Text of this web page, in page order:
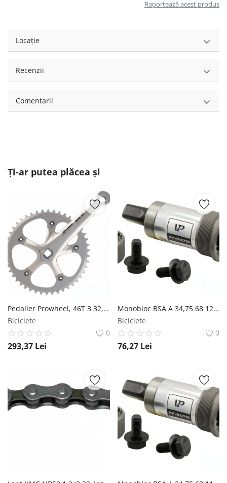
Raportează acest produs
Locație
Recenzii
Comentarii
Ți-ar putea plăcea și
Pedalier Prowheel, 46T 3 32, brat 165mm, aluminiu, culoare argintiu, ax patrat Prowheel
Biciclete
0
293,37 Lei
Monobloc BSA A 34,75 68 122,5mm Otel Ax Patrat VP Components
Biciclete
0
76,27 Lei